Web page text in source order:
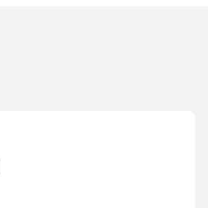
en analyse. Deze partners
combineren met andere informatie